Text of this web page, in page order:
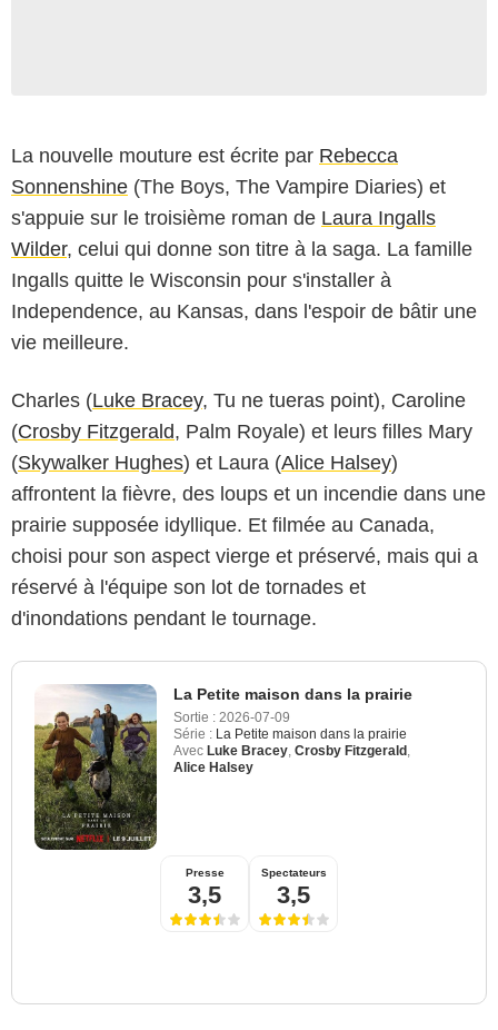
La nouvelle mouture est écrite par Rebecca
Sonnenshine (The Boys, The Vampire Diaries) et
s'appuie sur le troisième roman de Laura Ingalls
Wilder, celui qui donne son titre à la saga. La famille
Ingalls quitte le Wisconsin pour s'installer à
Independence, au Kansas, dans l'espoir de bâtir une
vie meilleure.
Charles (Luke Bracey, Tu ne tueras point), Caroline
(Crosby Fitzgerald, Palm Royale) et leurs filles Mary
(Skywalker Hughes) et Laura (Alice Halsey)
affrontent la fièvre, des loups et un incendie dans une
prairie supposée idyllique. Et filmée au Canada,
choisi pour son aspect vierge et préservé, mais qui a
réservé à l'équipe son lot de tornades et
d'inondations pendant le tournage.
La Petite maison dans la prairie
Sortie : 2026-07-09
Série : La Petite maison dans la prairie
Avec Luke Bracey Crosby Fitzgerald
Alice Halsey
Presse
3,5
Spectateurs
3,5